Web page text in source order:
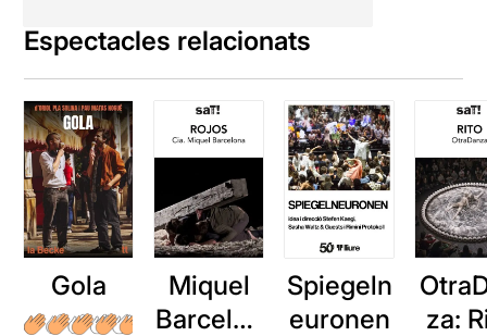
Espectacles relacionats
Gola
Miquel
Barcelon
Spiegeln
euronen
za: